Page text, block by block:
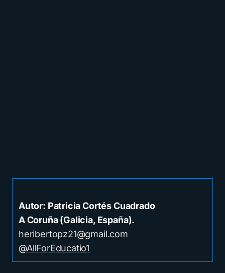
Autor: Patricia Cortés Cuadrado
A Coruña (Galicia, España).
heribertopz21@gmail.com
@AllForEducatio1